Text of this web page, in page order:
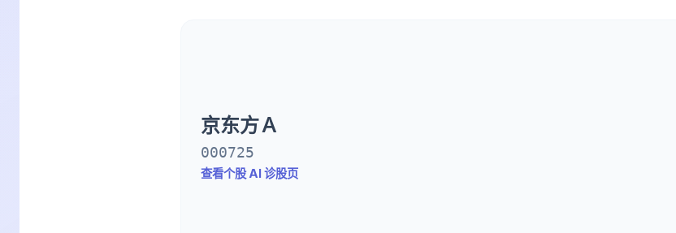
京东方Ａ
000725
查看个股 AI 诊股页